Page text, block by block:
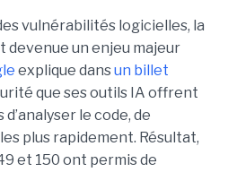
vulnérabilités logicielles, la
un enjeu majeur
explique dansun billet
que ses outils IA offrent
le code, de
plus rapidement. Résultat,
et 150 ont permis de